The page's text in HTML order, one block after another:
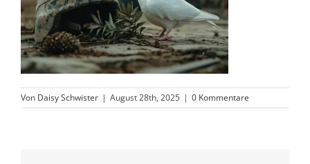
Von Daisy Schwister | August 28th, 2025 | 0 Kommentare